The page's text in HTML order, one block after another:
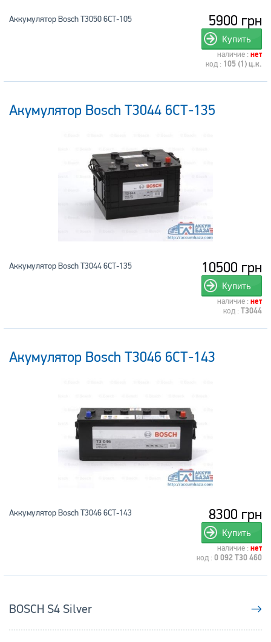
5900 грн
Купить
наличие : нет
код : 105 (1) ц.к.
Аккумулятор Bosch T3050 6СТ-105
Акумулятор Bosch T3044 6СТ-135
10500 грн
Купить
наличие : нет
код : T3044
Аккумулятор Bosch T3044 6СТ-135
Акумулятор Bosch T3046 6СТ-143
8300 грн
Купить
наличие : нет
код : 0 092 T30 460
Аккумулятор Bosch T3046 6СТ-143
→
BOSCH S4 Silver